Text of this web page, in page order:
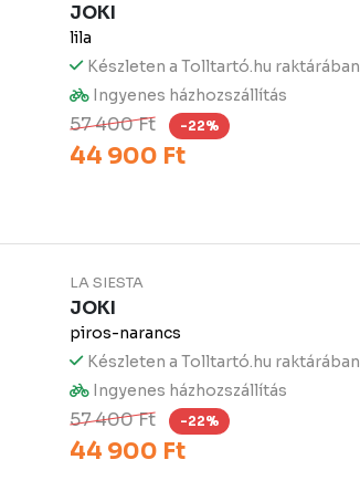
JOKI
lila
Készleten a Tolltartó.hu raktárában
Ingyenes házhozszállítás
57 400 Ft -22%
44 900 Ft
LA SIESTA
JOKI
piros-narancs
Készleten a Tolltartó.hu raktárában
Ingyenes házhozszállítás
57 400 Ft -22%
44 900 Ft